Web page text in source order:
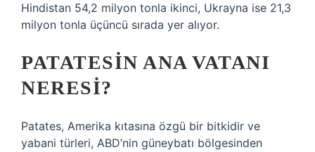
Hindistan 54,2 milyon tonla ikinci, Ukrayna ise 21,3
milyon tonla üçüncü sırada yer alıyor.
PATATESIN ANA VATANI
NERESI?
Patates, Amerika kıtasına özgü bir bitkidir ve
yabani türleri, ABD’nin güneybatı bölgesinden